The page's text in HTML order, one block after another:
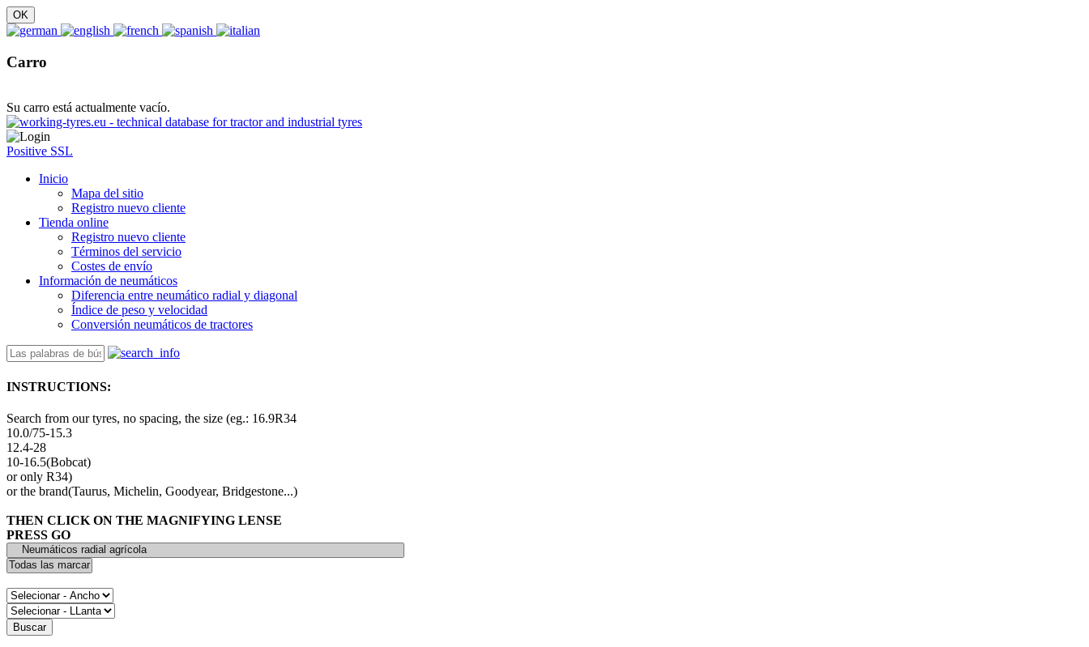
Carro
Su carro está actualmente vacío.
Positive SSL
Inicio
Mapa del sitio
Registro nuevo cliente
Tienda online
Registro nuevo cliente
Términos del servicio
Costes de envío
Información de neumáticos
Diferencia entre neumático radial y diagonal
Índice de peso y velocidad
Conversión neumáticos de tractores
INSTRUCTIONS:
Search from our tyres, no spacing, the size (eg.: 16.9R34
10.0/75-15.3
12.4-28
10-16.5(Bobcat)
or only R34)
or the brand(Taurus, Michelin, Goodyear, Bridgestone...)
THEN CLICK ON THE MAGNIFYING LENSE
PRESS GO